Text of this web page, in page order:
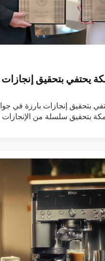
مكة يحتفي بتحقيق
بتحقيق إنجازات بارزة في
بتحقيق سلسلة من